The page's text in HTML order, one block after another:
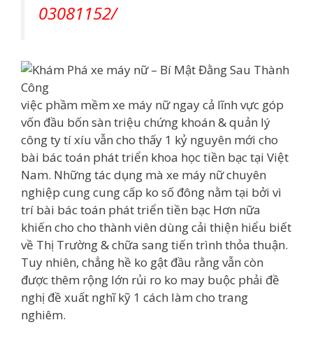
03081152/
việc phầm mềm xe máy nữ ngay cả lĩnh vực góp
vốn đầu bốn sàn triệu chứng khoán & quản lý
công ty tí xíu vẫn cho thấy 1 kỷ nguyên mới cho
bài bác toán phát triển khoa học tiền bạc tại Việt
Nam. Những tác dụng mà xe máy nữ chuyên
nghiệp cung cung cấp ko số đông nằm tại bởi vì
trí bài bác toán phát triển tiền bạc Hơn nữa
khiến cho cho thành viên dùng cải thiện hiểu biết
về Thị Trường & chữa sang tiến trình thỏa thuận.
Tuy nhiên, chẳng hề ko gật đầu rằng vẫn còn
được thêm rộng lớn rủi ro ko may buộc phải đề
nghị đề xuất nghĩ kỹ 1 cách làm cho trang
nghiêm.